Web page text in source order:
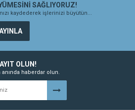
SAĞLIYORUZ!
kaydederek işlerinizi büyütün...
OLUN!
haberdar olun.